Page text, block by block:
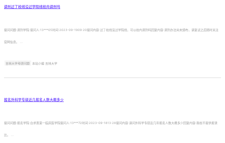
调剂过了校线没过学院线校内调剂吗
提问问题:调剂学院:提问人:13***05时间:2023-09-1909:20提问内容:过了校线没过学院线，可以校内调剂吗回复内容:调剂办法尚未颁布，请复试之后随时关注
官网信息。 ...
吉林大学考研问题 本站小编 吉林大学
报名外科学专硕近几报名人数大概多少
提问问题:报名学院:白求恩第一临床医学院提问人:13***72时间:2023-09-1813:28提问内容:请问外科学专硕近几年报名人数大概多少回复内容:我校不提供报录
比。 ...